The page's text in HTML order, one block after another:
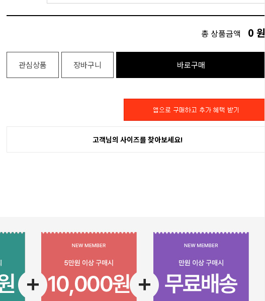
총 상품금액 0 원
관심상품 장바구니 바로구매
고객님의 사이즈를 찾아보세요!